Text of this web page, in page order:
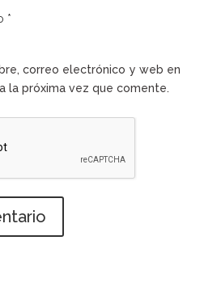
correo electrónico y web en
la próxima vez que comente.